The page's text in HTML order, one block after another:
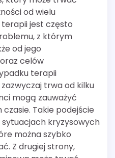
od wielu
jest często
z którym
od jego
celów
terapii
trwa od kilku
mogą zauważyć
Takie podejście
kryzysowych
można szybko
Z drugiej strony,